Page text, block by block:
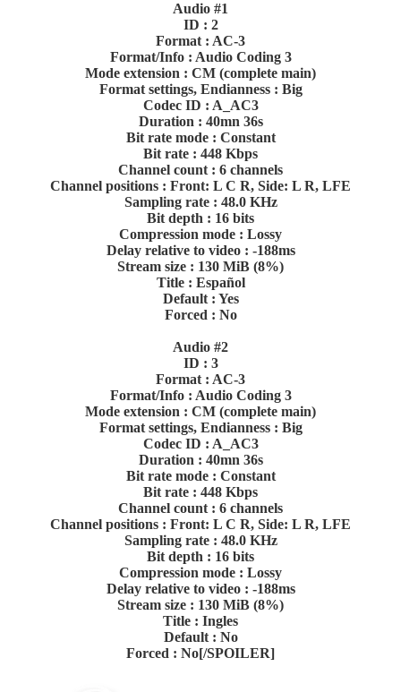
Audio #1
ID : 2
Format : AC-3
Format/Info : Audio Coding 3
Mode extension : CM (complete main)
Format settings, Endianness : Big
Codec ID : A_AC3
Duration : 40mn 36s
Bit rate mode : Constant
Bit rate : 448 Kbps
Channel count : 6 channels
Channel positions : Front: L C R, Side: L R, LFE
Sampling rate : 48.0 KHz
Bit depth : 16 bits
Compression mode : Lossy
Delay relative to video : -188ms
Stream size : 130 MiB (8%)
Title : Español
Default : Yes
Forced : No
Audio #2
ID : 3
Format : AC-3
Format/Info : Audio Coding 3
Mode extension : CM (complete main)
Format settings, Endianness : Big
Codec ID : A_AC3
Duration : 40mn 36s
Bit rate mode : Constant
Bit rate : 448 Kbps
Channel count : 6 channels
Channel positions : Front: L C R, Side: L R, LFE
Sampling rate : 48.0 KHz
Bit depth : 16 bits
Compression mode : Lossy
Delay relative to video : -188ms
Stream size : 130 MiB (8%)
Title : Ingles
Default : No
Forced : No[/SPOILER]